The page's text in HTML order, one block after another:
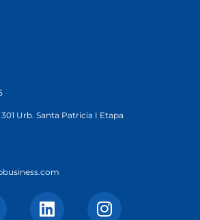
Urb. Santa Patricia I Etapa